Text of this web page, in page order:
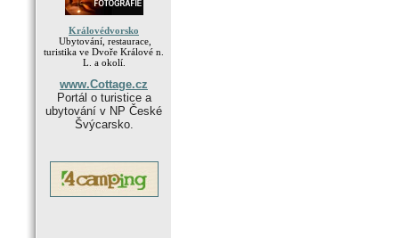
Královédvorsko
Ubytování, restaurace,
turistika ve Dvoře Králové n.
L. a okolí.
www.Cottage.cz
Portál o turistice a
ubytování v NP České
Švýcarsko.